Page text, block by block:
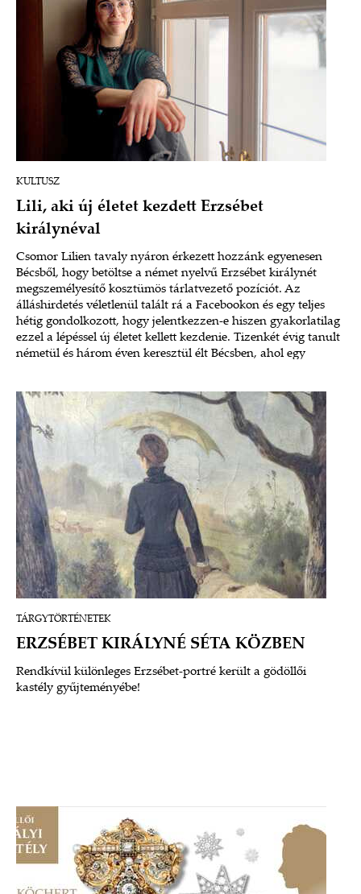
KULTUSZ
Lili, aki új életet kezdett Erzsébet
királynéval
Csomor Lilien tavaly nyáron érkezett hozzánk egyenesen
Bécsből, hogy betöltse a német nyelvű Erzsébet királynét
megszemélyesítő kosztümös tárlatvezető pozíciót. Az
álláshirdetés véletlenül talált rá a Facebookon és egy teljes
hétig gondolkozott, hogy jelentkezzen-e hiszen gyakorlatilag
ezzel a lépéssel új életet kellett kezdenie. Tizenkét évig tanult
németül és három éven keresztül élt Bécsben, ahol egy
TÁRGYTÖRTÉNETEK
ERZSÉBET KIRÁLYNÉ SÉTA KÖZBEN
Rendkívül különleges Erzsébet-portré került a gödöllői
kastély gyűjteményébe!